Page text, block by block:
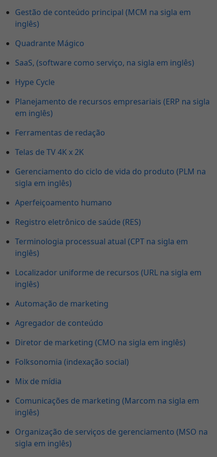
Gestão de conteúdo principal (MCM na sigla em
inglês)
Quadrante Mágico
SaaS, (software como serviço, na sigla em inglês)
Hype Cycle
Planejamento de recursos empresariais (ERP na sigla
em inglês)
Ferramentas de redação
Telas de TV 4K x 2K
Gerenciamento do ciclo de vida do produto (PLM na
sigla em inglês)
Aperfeiçoamento humano
Registro eletrônico de saúde (RES)
Terminologia processual atual (CPT na sigla em
inglês)
Localizador uniforme de recursos (URL na sigla em
inglês)
Automação de marketing
Agregador de conteúdo
Diretor de marketing (CMO na sigla em inglês)
Folksonomia (indexação social)
Mix de mídia
Comunicações de marketing (Marcom na sigla em
inglês)
Organização de serviços de gerenciamento (MSO na
sigla em inglês)